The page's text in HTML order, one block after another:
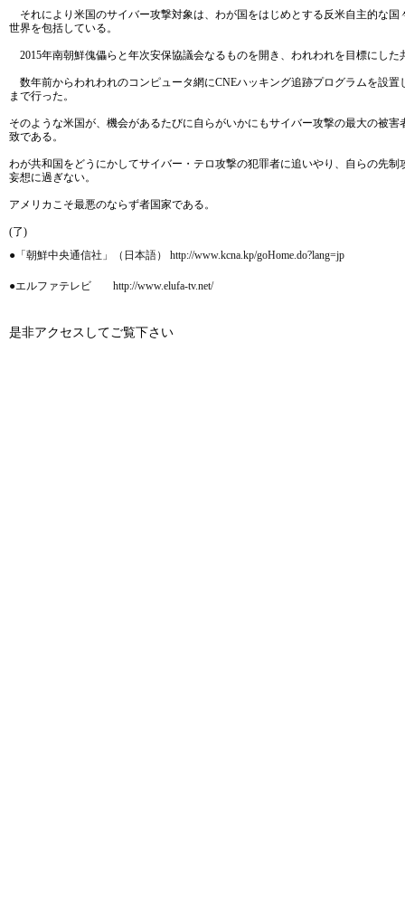
それにより米国のサイバー攻撃対象は、わが国をはじめとする反米自主的な
世界を包括している。
2015年南朝鮮傀儡らと年次安保協議会なるものを開き、われわれを目標にし
数年前からわれわれのコンピュータ網にCNEハッキング追跡プログラムを設
まで行った。
そのような米国が、機会があるたびに自らがいかにもサイバー攻撃の最大の被
致である。
わが共和国をどうにかしてサイバー・テロ攻撃の犯罪者に追いやり、自らの先
妄想に過ぎない。
アメリカこそ最悪のならず者国家である。
(了)
●「朝鮮中央通信社」（日本語） http://www.kcna.kp/goHome.do?lang=jp
●エルファテレビ http://www.elufa-tv.net/
是非アクセスしてご覧下さい